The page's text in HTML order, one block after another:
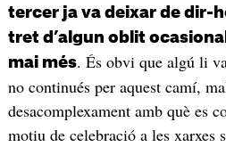
tercer ja va deixar de dir-
tret d’algun oblit
mai més. És obvi que algú li
no continués per aquest camí,
desacomplexament amb què es
motiu de celebració a les xarxes